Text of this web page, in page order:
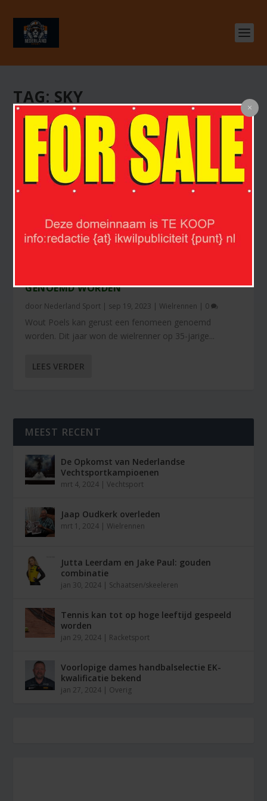
TAG: SKY
GENOEMD WORDEN
door Nederland Sport | sep 19, 2023 | Wielrennen | 0
Wout Poels kan gerust een fenomeen genoemd
worden. Dit jaar won de wielrenner op 35-jarige...
LEES VERDER
MEEST RECENT
De Opkomst van Nederlandse
Vechtsportkampioenen
mrt 4, 2024 |Vechtsport
Jaap Oudkerk overleden
mrt 1, 2024 | Wielrennen
Jutta Leerdam en Jake Paul: gouden
combinatie
jan 30, 2024 | Schaatsen/skeeleren
Tennis kan tot op hoge leeftijd gespeeld
worden
jan 29, 2024 | Racketsport
Voorlopige dames handbalselectie EK-
kwalificatie bekend
jan 27, 2024 | Overig